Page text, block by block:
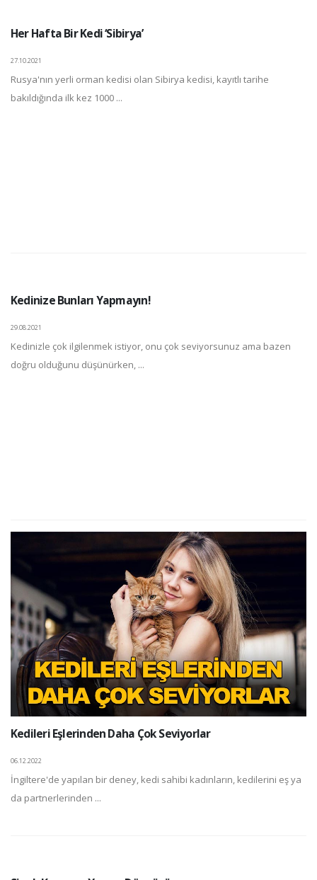
Her Hafta Bir Kedi ‘Sibirya’
27.10.2021
Rusya'nın yerli orman kedisi olan Sibirya kedisi, kayıtlı tarihe
bakıldığında ilk kez 1000 ...
Kedinize Bunları Yapmayın!
29.08.2021
Kedinizle çok ilgilenmek istiyor, onu çok seviyorsunuz ama bazen
doğru olduğunu düşünürken, ...
Kedileri Eşlerinden Daha Çok Seviyorlar
06.12.2022
İngiltere'de yapılan bir deney, kedi sahibi kadınların, kedilerini eş ya
da partnerlerinden ...